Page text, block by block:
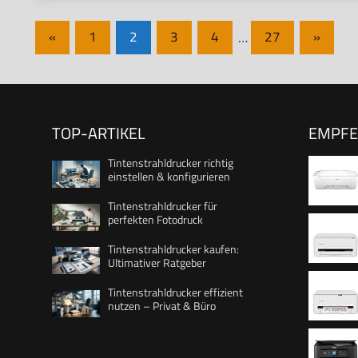
Seitennummerierung
« Vorherige
Beiträge
1 2 3 4 … 27
Nächste
Beiträge
»
TOP-ARTIKEL
Tintenstrahldrucker richtig
einstellen & konfigurieren
Tintenstrahldrucker für
perfekten Fotodruck
Tintenstrahldrucker kaufen:
Ultimativer Ratgeber
Tintenstrahldrucker effizient
nutzen – Privat & Büro
Farbe -
mm
mit